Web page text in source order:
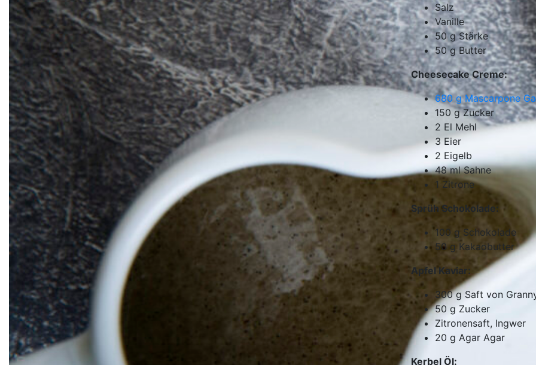
Salz
Vanille
50 gStärke
50 gButter
Cheesecake Creme:
680 gMascarpone
150 gZucker
2 El Mehl
3Eier
2 Eigelb
48 mlSahne
1 Zitrone
Sprüh Schokolade:
100 g Schokolade
50 g Kakaobutter
Apfel Kaviar:
300 g Saft von
50 g Zucker
Zitronensaft, Ingwer
20 g Agar Agar
Kerbel Öl: